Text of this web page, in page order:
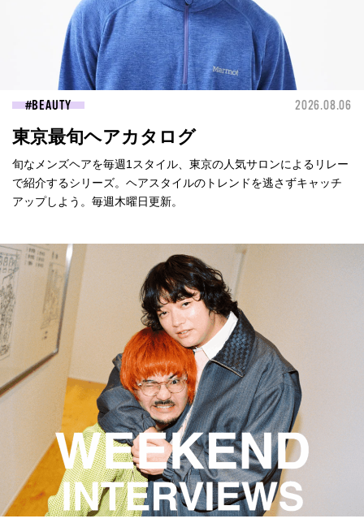
BEAUTY 2026.08.06
東京最旬ヘアカタログ
旬なメンズヘアを毎週1スタイル、東京の人気サロンによるリレー
で紹介するシリーズ。ヘアスタイルのトレンドを逃さずキャッチ
アップしよう。毎週木曜日更新。